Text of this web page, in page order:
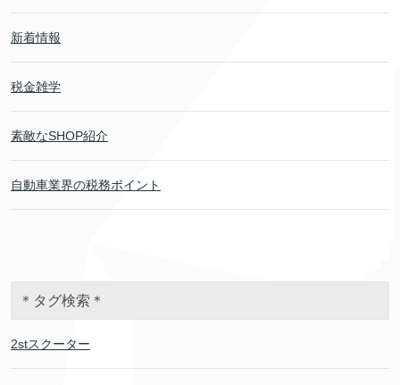
新着情報
税金雑学
素敵なSHOP紹介
自動車業界の税務ポイント
＊タグ検索＊
2stスクーター